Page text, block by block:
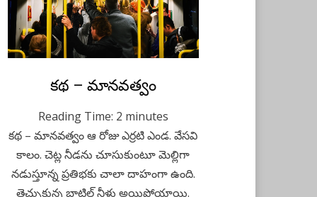
Posted
June 3, 2023
Kids Stories
కథ – మానవత్వం
Reading Time: 2 minutes
కథ – మానవత్వం ఆ రోజు ఎర్రటి ఎండ. వేసవి
కాలం. చెట్ల నీడను చూసుకుంటూ మెల్లిగా
నడుస్తూన్న ప్రతిభకు చాలా దాహంగా ఉంది.
తెచ్చుకున్న బాటిల్ నీళ్లు అయిపోయాయి.